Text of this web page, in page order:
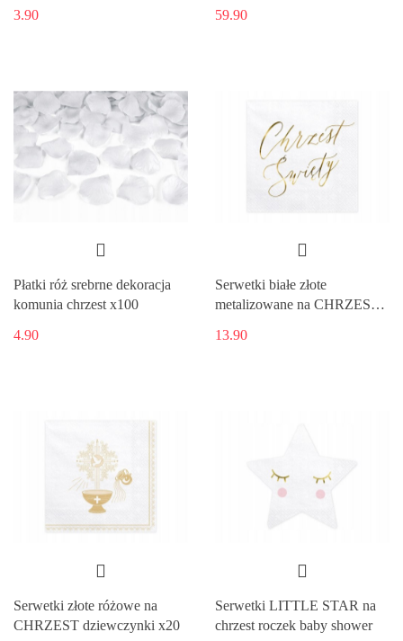
3.90
59.90
Płatki róż srebrne dekoracja
komunia chrzest x100
4.90
Serwetki białe złote
metalizowane na CHRZEST
13.90
Serwetki złote różowe na
CHRZEST dziewczynki x20
Serwetki LITTLE STAR na
chrzest roczek baby shower